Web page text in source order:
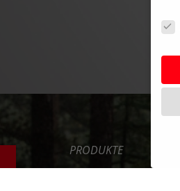
PRODUKTE
SAFETY LEVEL